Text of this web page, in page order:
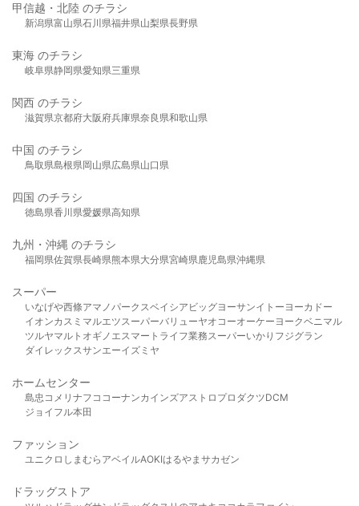
甲信越・北陸 のチラシ
新潟県富山県石川県福井県山梨県長野県
東海 のチラシ
岐阜県静岡県愛知県三重県
関西 のチラシ
滋賀県京都府大阪府兵庫県奈良県和歌山県
中国 のチラシ
鳥取県島根県岡山県広島県山口県
四国 のチラシ
徳島県香川県愛媛県高知県
九州・沖縄 のチラシ
福岡県佐賀県長崎県熊本県大分県宮崎県鹿児島県沖縄県
スーパー
いなげや西條アマノパークスベイシア ビッグヨーサンイトーヨーカドー
イオンカスミ マルエツスーパーバリューヤオコーオーケー ヨークベニマル
ツルヤマルト オギノ エスマート ライフ業務スーパーいかり フジグラン
ダイレックスサンエーイズミヤ
ホームセンター
島忠 コメリ ナフコ コーナンカインズアストロプロダクツDCM
ジョイフル本田
ファッション
ユニクロ しまむら アベイルAOKIはるやま サカゼン
ドラッグストア